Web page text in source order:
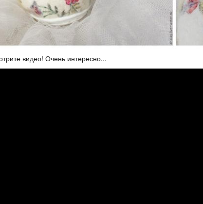
видео! Очень интересно...